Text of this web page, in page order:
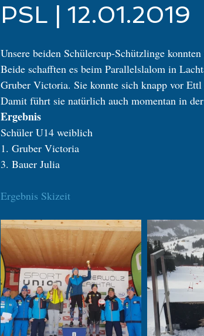
PSL | 12.01.2019
Unsere beiden Schülercup-Schützlinge
Beide schafften es beim Parallelslalom in
Gruber Victoria. Sie konnte sich knapp vor
Damit führt sie natürlich auch momentan in
Ergebnis
Schüler U14 weiblich
1. Gruber Victoria
3. Bauer Julia
Ergebnis Skizeit